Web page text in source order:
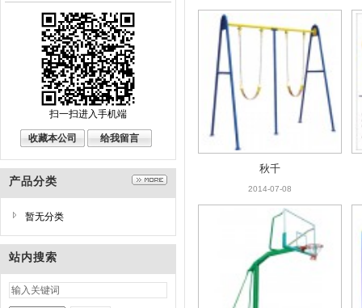
扫一扫进入手机端
收藏本公司 给我留言
产品分类
暂无分类
站内搜索
秋千
2014-07-08